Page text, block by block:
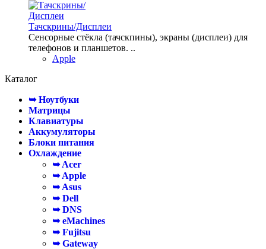
Тачскрины/Дисплеи
Сенсорные стёкла (тачскпины), экраны (дисплеи) для
телефонов и планшетов. ..
Apple
Каталог
➥ Ноутбуки
Матрицы
Клавиатуры
Аккумуляторы
Блоки питания
Охлаждение
➥ Acer
➥ Apple
➥ Asus
➥ Dell
➥ DNS
➥ eMachines
➥ Fujitsu
➥ Gateway